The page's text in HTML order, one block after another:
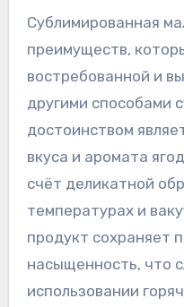
Сублимированная
преимуществ,
востребованной и
другими способами
достоинством
вкуса и аромата
счёт деликатной
температурах и
продукт сохраняет
насыщенность, что
использовании